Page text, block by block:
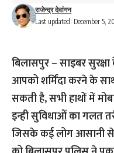
Last updated: December 5,
राजेन्द्र देवांगन
बिलासपुर– साइबर सुरक्षा
आपको शर्मिंदा करने के
सकती है, सभी हाथों में
इन्ही सुविधाओं का गलत
जिसके कई लोग आसानी से